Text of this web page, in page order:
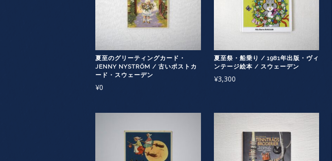
夏至のグリーティングカード・
JENNY NYSTRÖM / 古いポストカ
ード・スウェーデン
¥0
夏至祭・船乗り / 1981年出版・ヴィ
ンテージ絵本 / スウェーデン
¥3,300